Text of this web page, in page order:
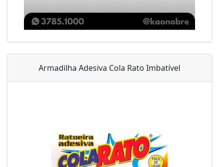
Armadilha Adesiva Cola Rato Imbatível